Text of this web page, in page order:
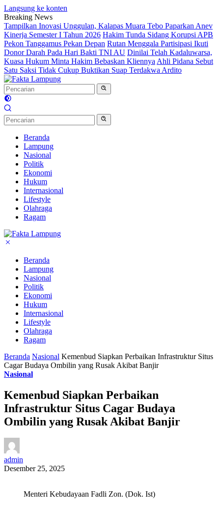
Langsung ke konten
Breaking News
Tampilkan Inovasi Unggulan, Kalapas Muara Tebo Paparkan Anev
Kinerja Semester I Tahun 2026 Hakim Tunda Sidang Korupsi APB
Pekon Tanggamus Pekan Depan Rutan Menggala Partisipasi Ikuti
Donor Darah Pada Hari Bakti TNI AU Dinilai Telah Kadaluwarsa,
Kuasa Hukum Minta Hakim Bebaskan Kliennya Ahli Pidana Sebut
Satu Saksi Tidak Cukup Buktikan Suap Terdakwa Ardito
Beranda
Lampung
Nasional
Politik
Ekonomi
Hukum
Internasional
Lifestyle
Olahraga
Ragam
Beranda
Lampung
Nasional
Politik
Ekonomi
Hukum
Internasional
Lifestyle
Olahraga
Ragam
Beranda Nasional Kemenbud Siapkan Perbaikan Infrastruktur Situs
Cagar Budaya Ombilin yang Rusak Akibat Banjir
Nasional
Kemenbud Siapkan Perbaikan
Infrastruktur Situs Cagar Budaya
Ombilin yang Rusak Akibat Banjir
admin
Desember 25, 2025
Menteri Kebudayaan Fadli Zon. (Dok. Ist)